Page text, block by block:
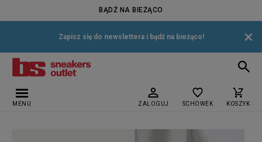
BĄDŹ NA BIEŻĄCO
Zapisz się do newslettera i bądź na bieżąco! ×
MENU ZALOGUJ SCHOWEK KOSZYK